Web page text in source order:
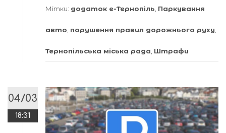
Мітки: додаток е-Тернопіль Паркування
авто порушення правил дорожнього руху
Тернопільська міська рада Штрафи
04/03
18:31